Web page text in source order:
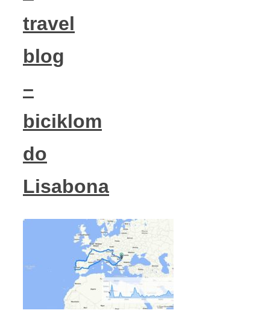
travel
blog
–
biciklom
do
Lisabona